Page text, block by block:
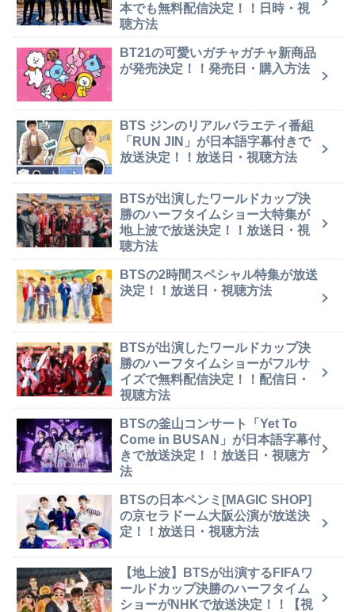
本でも無料配信決定！！日時・視
聴方法
BT21の可愛いガチャガチャ新商品
が発売決定！！発売日・購入方法
BTS ジンのリアルバラエティ番組
「RUN JIN」が日本語字幕付きで
放送決定！！放送日・視聴方法
BTSが出演したワールドカップ決
勝のハーフタイムショー大特集が
地上波で放送決定！！放送日・視
聴方法
BTSの2時間スペシャル特集が放送
決定！！放送日・視聴方法
BTSが出演したワールドカップ決
勝のハーフタイムショーがフルサ
イズで無料配信決定！！配信日・
視聴方法
BTSの釜山コンサート「Yet To
Come in BUSAN」が日本語字幕付
きで放送決定！！放送日・視聴方
法
BTSの日本ペンミ[MAGIC SHOP]
の京セラドーム大阪公演が放送決
定！！放送日・視聴方法
【地上波】BTSが出演するFIFAワ
ールドカップ決勝のハーフタイム
ショーがNHKで放送決定！！【視